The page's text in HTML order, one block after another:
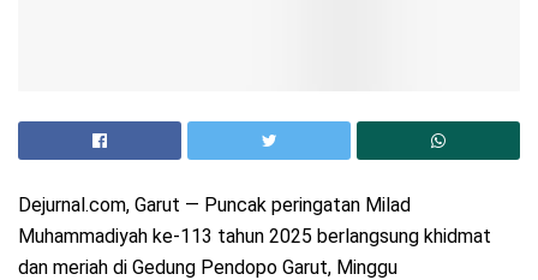
Dejurnal.com, Garut — Puncak peringatan Milad
Muhammadiyah ke-113 tahun 2025 berlangsung khidmat
dan meriah di Gedung Pendopo Garut, Minggu